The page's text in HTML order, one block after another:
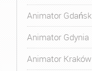
Animator Gdańsk
Animator Gdynia
Animator Kraków